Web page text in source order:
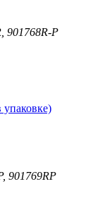
901768R-P
901769RP